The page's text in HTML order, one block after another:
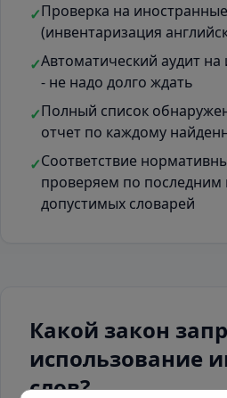
✓Проверка на
(инвентаризация
✓Автоматический аудит
- не надо долго ждать
✓Полный список
отчет по каждому
✓Соответствие
проверяем по последним
допустимых словарей
Какой закон
использование
слов?